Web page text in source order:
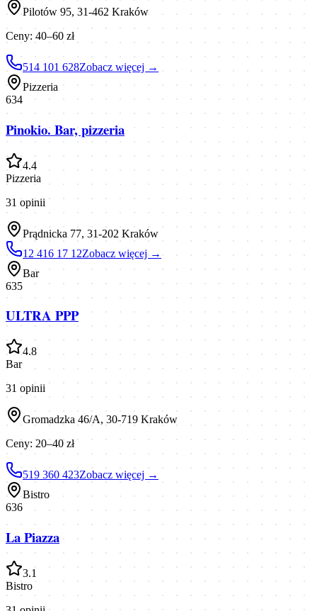
Pilotów 95, 31-462 Kraków
Ceny: 40–60 zł
514 101 628Zobacz więcej →
Pizzeria
634
Pinokio. Bar, pizzeria
4.4
Pizzeria
31 opinii
Prądnicka 77, 31-202 Kraków
12 416 17 12Zobacz więcej →
Bar
635
ULTRA PPP
4.8
Bar
31 opinii
Gromadzka 46/A, 30-719 Kraków
Ceny:20–40 zł
519 360 423Zobacz więcej →
Bistro
636
La Piazza
3.1
Bistro